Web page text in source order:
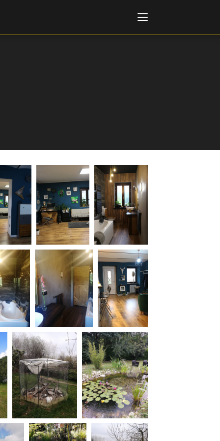
Film Festival Rotterdam
Berlin
Cannes
Festival - Bio to B Industry
Festival
d’Arte
Venezia
Film Festival
di Roma
Festival
Accedi al tuo profilo
Nuovo utente
noi
- Scuola e Lavoro
Economici per
lavori in economia